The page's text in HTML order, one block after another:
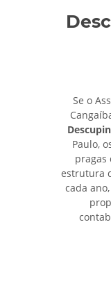
Se o
Paulo,
pragas
estrutura
cada